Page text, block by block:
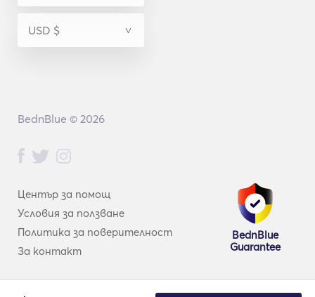
Център за помощ
Условия за ползване
Политика за поверителност
За контакт
BednBlue
Guarantee
BednBlue © 2026